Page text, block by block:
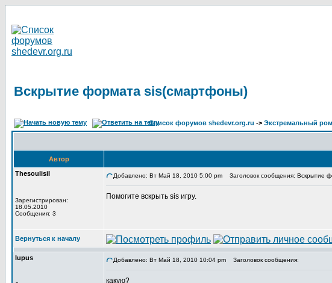
Вскрытие формата sis(смартфоны)
Список форумов shedevr.org.ru -> Экстремальный
Автор
Thesoulisil
Зарегистрирован:
18.05.2010
Сообщения: 3
Добавлено: Вт Май 18, 2010 5:00 pm Заголовок сообщения: Вскрытие
Помогите вскрыть sis игру.
Вернуться к началу
lupus Добавлено: Вт Май 18, 2010 10:04 pm Заголовок сообщения:
какую?